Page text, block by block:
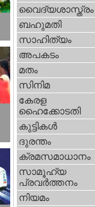
വൈദ്യശാസ്ത്രം
ബഹുമതി
സാഹിത്യം
അപകടം
മതം
സിനിമ
കേരള
ഹൈക്കോടതി
കുട്ടികള്‍
ദുരന്തം
ക്രമസമാധാനം
സാമൂഹ്യ
പ്രവര്‍ത്തനം
നിയമം